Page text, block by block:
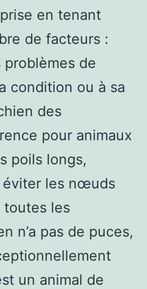
en tenant
de facteurs :
problèmes de
condition ou à sa
des
pour animaux
poils longs,
éviter les nœuds
toutes les
n’a pas de puces,
un animal de